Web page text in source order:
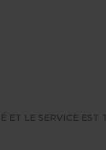
LE SERVICE EST